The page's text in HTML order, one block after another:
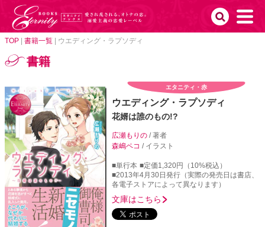
TOP 書籍一覧 ウエディング・ラプソディ
書籍
エタニティ・赤
ウエディング・ラプソディ
花婿は誰のもの!?
広瀬もりの/ 著者
森嶋ペコ / イラスト
■単行本 ■定価1,320円（10%税込）
■2013年4月30日発行（実際の発売日は書店、
各電子ストアによって異なります）
文庫はこちら